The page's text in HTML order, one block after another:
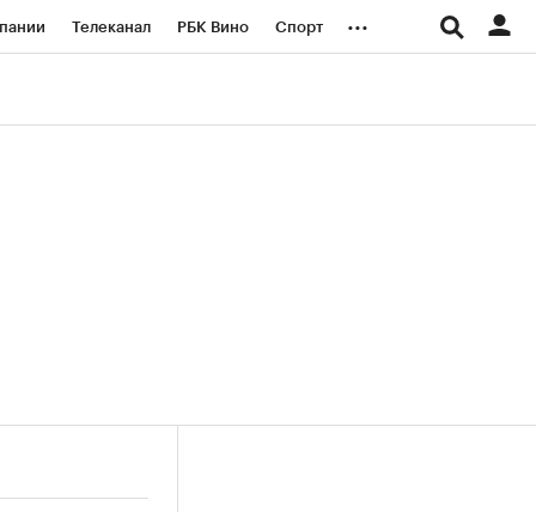
Телеканал РБК Вино Спорт ...